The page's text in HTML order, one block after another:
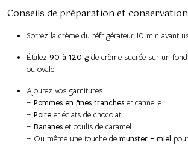
Conseils de préparation et conservation
Sortez la crème du réfrigérateur 10 min avant
Étalez 90 à 120 g de crème sucrée sur un
ou ovale.
Ajoutez vos garnitures :
– Pommes en fines tranches et cannelle
– Poire et éclats de chocolat
– Bananes et coulis de caramel
– Ou même une touche de munster + miel